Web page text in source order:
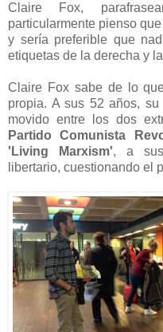
Claire Fox,
particularmente pienso
y sería preferible que
etiquetas de la derecha y
Claire Fox sabe de lo
propia. A sus 52 años,
movido entre los dos
Partido Comunista
'Living Marxism', a sus
libertario, cuestionando el